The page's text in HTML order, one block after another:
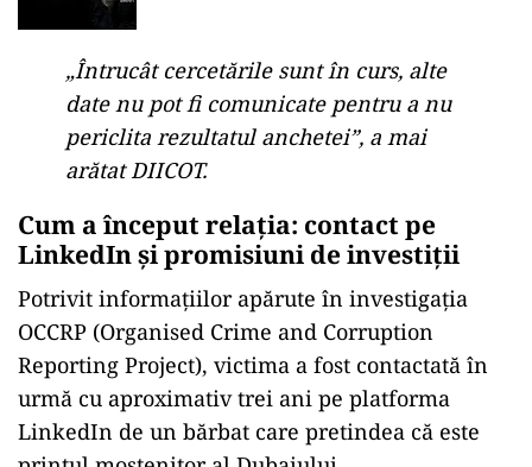
„Întrucât cercetările sunt în curs, alte
date nu pot fi comunicate pentru a nu
periclita rezultatul anchetei”, a mai
arătat DIICOT.
Cum a început relația: contact pe
LinkedIn și promisiuni de investiții
Potrivit informațiilor apărute în investigația
OCCRP (Organised Crime and Corruption
Reporting Project), victima a fost contactată în
urmă cu aproximativ trei ani pe platforma
LinkedIn de un bărbat care pretindea că este